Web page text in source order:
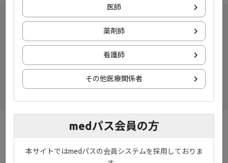
プライバシーポリシー
ご利用規約 お問い合わせ
医師
薬剤師
看護師
その他医療関係者
medパス会員の方
本サイトではmedパスの会員システムを採用しておりま